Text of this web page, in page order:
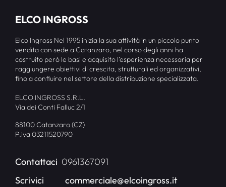
ELCO INGROSS
Elco Ingross Nel 1995 inizia la sua attività in un piccolo punto
vendita con sede a Catanzaro, nel corso degli anni ha
costruito però le basi e acquisito l’esperienza necessaria per
raggiungere obiettivi di crescita, strutturali ed organizzativi,
fino a confluire nel settore della distribuzione specializzata.
ELCO INGROSS S.R.L.
Via dei Conti Falluc 2/1
88100 Catanzaro (CZ)
P.iva 03211520790
Contattaci 0961367091
Scrivici
commerciale@elcoingross.it